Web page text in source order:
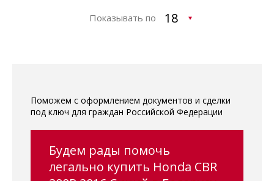
Показывать по
Поможем с оформлением документов и сделки
под ключ для граждан Российской Федерации
Будем рады помочь
легально купить Honda CBR